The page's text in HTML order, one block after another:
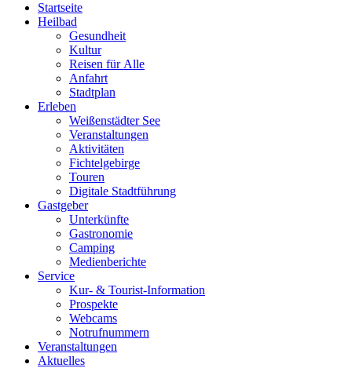
Start­sei­te
Heil­bad
Gesund­heit
Kul­tur
Rei­sen für Alle
Anfahrt
Stadt­plan
Erle­ben
Wei­ßen­städ­ter See
Ver­an­stal­tun­gen
Akti­vi­tä­ten
Fich­tel­ge­bir­ge
Tou­ren
Digi­ta­le Stadtführung
Gast­ge­ber
Unter­künf­te
Gas­tro­no­mie
Cam­ping
Medi­en­be­rich­te
Ser­vice
Kur- & Tourist-Information
Pro­spek­te
Web­cams
Not­ruf­num­mern
Ver­an­stal­tun­gen
Aktu­el­les